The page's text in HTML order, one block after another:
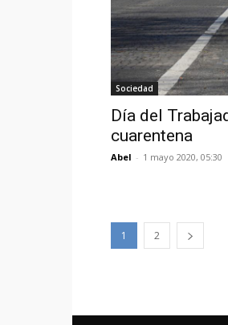
Sociedad
Día del
cuarentena
Abel - 1 mayo 2020, 05:30
1 2